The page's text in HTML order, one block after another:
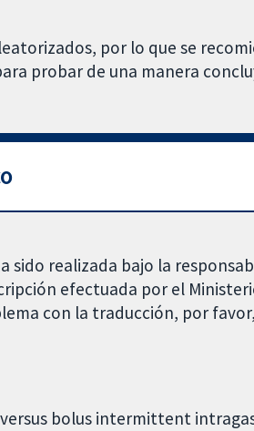
por lo que se
probar de una manera
sido realizada bajo la
efectuada por el
con la traducción, por
versus bolus intermittent